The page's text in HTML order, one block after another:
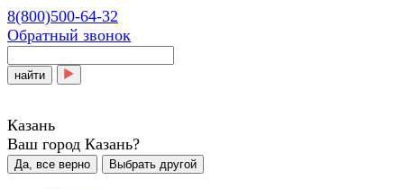
8(800)500-64-32
Обратный звонок
найти
Казань
Ваш город Казань?
Да, все верно Выбрать другой